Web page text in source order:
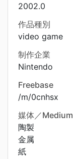
2002.0
作品種別
video game
制作企業
Nintendo
Freebase
/m/0cnhsx
媒体／Medium
陶製
金属
紙